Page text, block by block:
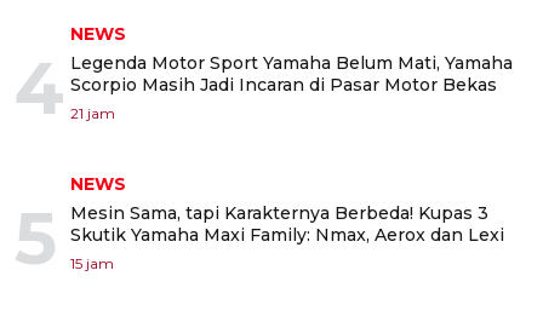
4
NEWS
Legenda Motor Sport Yamaha Belum Mati, Yamaha
Scorpio Masih Jadi Incaran di Pasar Motor Bekas
21 jam
5
NEWS
Mesin Sama, tapi Karakternya Berbeda! Kupas 3
Skutik Yamaha Maxi Family: Nmax, Aerox dan Lexi
15 jam